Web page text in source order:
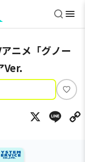
ニメ「グノー
Ver.
い
ね
X